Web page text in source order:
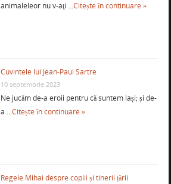
animaleleor nu v-aţi …Citește în continuare »
Cuvintele lui Jean-Paul Sartre
10 septembrie 2023
Ne jucăm de-a eroii pentru că suntem lași; și de-
a …Citește în continuare »
Regele Mihai despre copiii și tinerii țării